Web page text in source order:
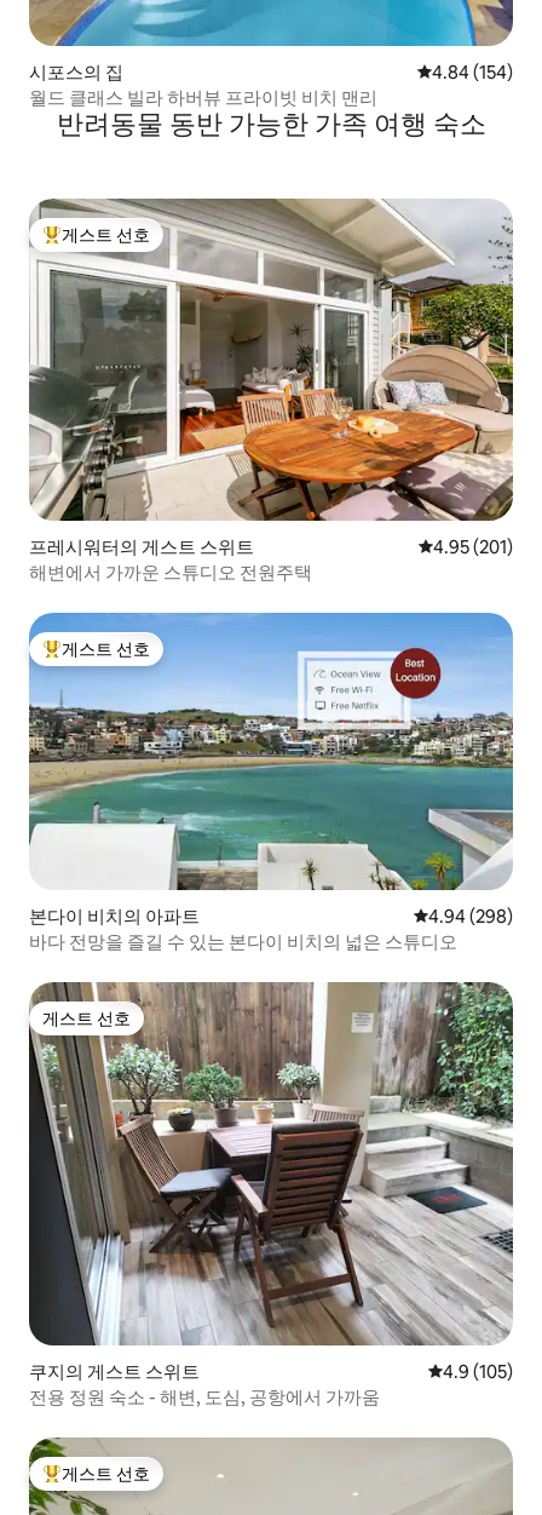
시포스의 집 평점 4.84점(5
4.84 (154)
월드 클래스 빌라 하버뷰 프라이빗 비치 맨리
반려동물 동반 가능한 가족 여행 숙소
상위 게스트 선호
게스트 선호
프레시워터의 게스트 스위트 평점 4.95점(5
4.95 (201)
해변에서 가까운 스튜디오 전원주택
상위 게스트 선호
게스트 선호
본다이 비치의 아파트 평점 4.94점(5
4.94 (298)
바다 전망을 즐길 수 있는 본다이 비치의 넓은 스튜디오
게스트 선호
게스트 선호
쿠지의 게스트 스위트 평점 4.9점(5
4.9 (105)
전용 정원 숙소 - 해변, 도심, 공항에서 가까움
상위 게스트 선호
게스트 선호